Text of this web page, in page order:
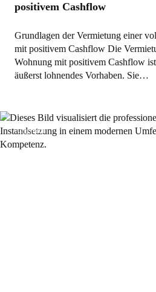
positivem Cashflow
Grundlagen der Vermietung einer
mit positivem Cashflow Die
Wohnung mit positivem Cashflow
äußerst lohnendes Vorhaben. Sie…
Allgemein